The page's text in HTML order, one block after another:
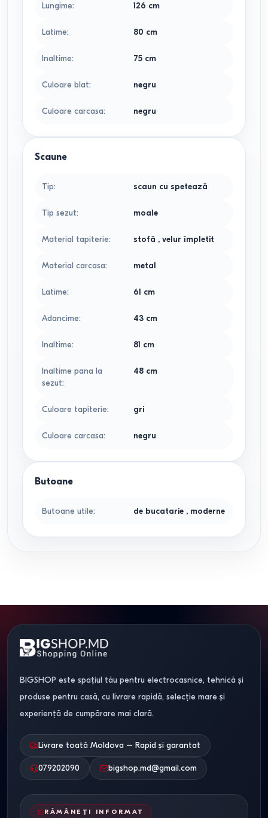
Lungime: 126 cm
Latime: 80 cm
Inaltime: 75cm
Culoare blat: negru
Culoare carcasa: negru
Scaune
Tip: scaun cu spetează
Tip sezut: moale
Material tapiterie: stofă , velur împletit
Material carcasa: metal
Latime: 61 cm
Adancime: 43cm
Inaltime: 81 cm
Inaltime pana la
sezut:
48cm
Culoare tapiterie: gri
Culoare carcasa: negru
Butoane
Butoane utile: de bucatarie , moderne
BIGSHOP este spațiul tău pentru electrocasnice, tehnică și
produse pentru casă, cu livrare rapidă, selecție mare și
experiență de cumpărare mai clară.
Livrare toată Moldova – Rapid și garantat
079202090 bigshop.md@gmail.com
RĂMÂNEȚI INFORMAT